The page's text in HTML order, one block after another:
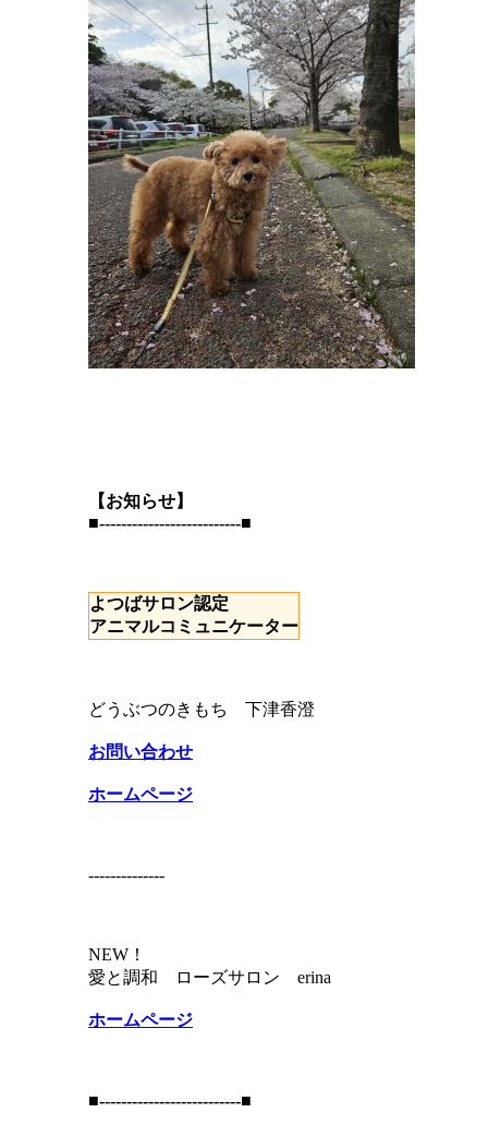
【お知らせ】
■--------------------------■
よつばサロン認定
アニマルコミュニケーター
どうぶつのきもち 下津香澄
お問い合わせ
ホームページ
--------------
NEW！
愛と調和 ローズサロン erina
ホームページ
■--------------------------■